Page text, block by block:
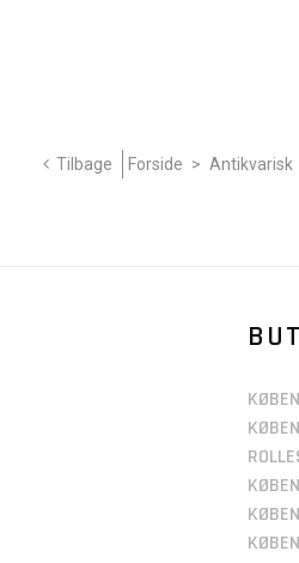
Tilbage Forside > Antikvarisk